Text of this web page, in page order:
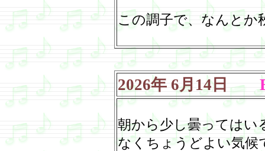
この調子で、なんとか
2026年 6月 14日
朝から少し曇ってはい
なくちょうどよい気候